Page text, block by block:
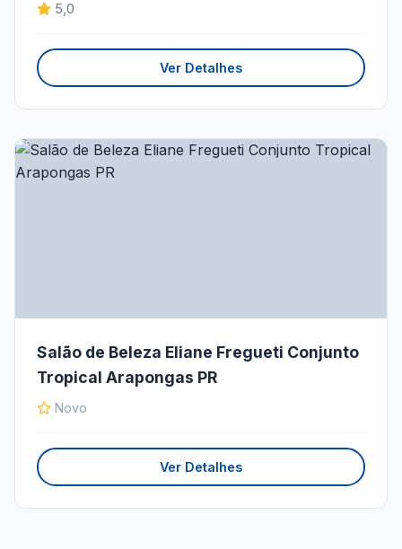
5,0
Ver Detalhes
Salão de Beleza Eliane Fregueti Conjunto
Tropical Arapongas PR
Novo
Ver Detalhes